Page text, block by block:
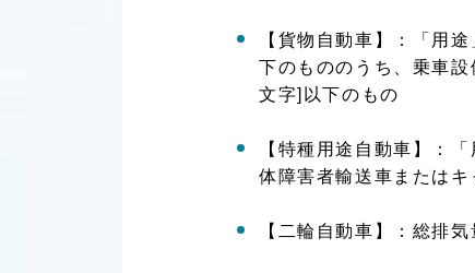
【貨物自動車】：「用
下のもののうち、乗車
文字]以下のもの
【特種用途自動車】：
体障害者輸送車または
【二輪自動車】：総排